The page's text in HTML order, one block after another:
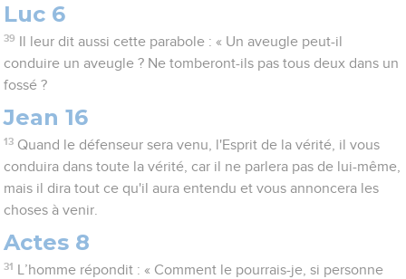
Luc 6
39
Il leur dit aussi cette parabole : « Un aveugle peut-il
conduire un aveugle ? Ne tomberont-ils pas tous deux dans un
fossé ?
Jean 16
13 Quand le défenseur sera venu, l'Esprit de la vérité, il vous
conduira dans toute la vérité, car il ne parlera pas de lui-même,
mais il dira tout ce qu'il aura entendu et vous annoncera les
choses à venir.
Actes 8
31
L’homme répondit : « Comment le pourrais-je, si personne